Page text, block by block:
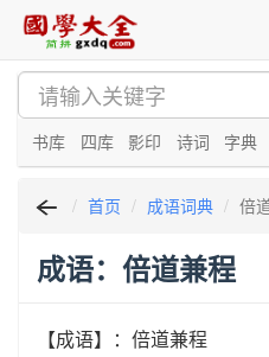
书库 四库 影印 诗词 字典
首页 成语词典 倍
成语：倍道兼程
【成语】：倍道兼程